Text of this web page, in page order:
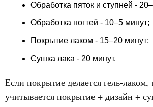
Обработка пяток и ступней -
Обработка ногтей - 10–5 минут;
Покрытие лаком - 15–20 минут;
Сушка лака - 20 минут.
Если покрытие делается гель-лаком,
учитывается покрытие + дизайн +